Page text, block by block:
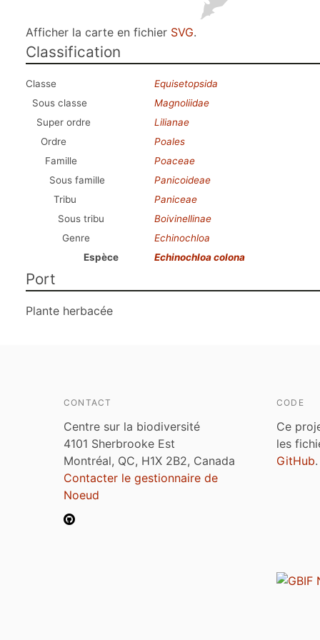
Afficher la carte en fichier SVG.
Classification
Classe
Equisetopsida
Sous classe
Magnoliidae
Super ordre
Lilianae
Ordre
Poales
Famille
Poaceae
Sous famille
Panicoideae
Tribu
Paniceae
Sous tribu
Boivinellinae
Genre
Echinochloa
Espèce
Echinochloa colona
Port
Plante herbacée
CONTACT
Centre sur la biodiversité
4101 Sherbrooke Est
Montréal, QC, H1X 2B2, Canada
Contacter le gestionnaire de
Noeud
CODE
Ce
les
GitHub.